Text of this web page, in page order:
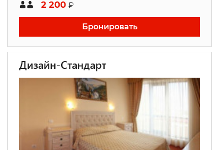
2 200 ₽
Бронировать
Дизайн-Стандарт